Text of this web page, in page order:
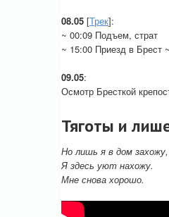
08.05 [Трек]:
~ 00:09 Подъем, страт
~ 15:00 Приезд в Брест
09.05:
Осмотр Бресткой
Тяготы и
Но лишь я в дом захожу,
Я здесь уют нахожу.
Мне снова хорошо.